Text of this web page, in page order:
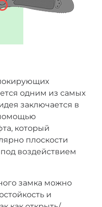
одним из самых
заключается в
который
плоскости
воздействием
замка можно
и